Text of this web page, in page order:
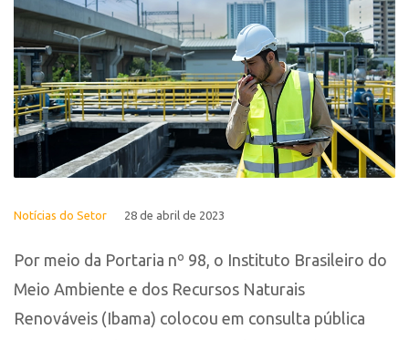
Notícias do Setor 28 de abril de 2023
Por meio da Portaria nº 98, o Instituto Brasileiro do
Meio Ambiente e dos Recursos Naturais
Renováveis (Ibama) colocou em consulta pública